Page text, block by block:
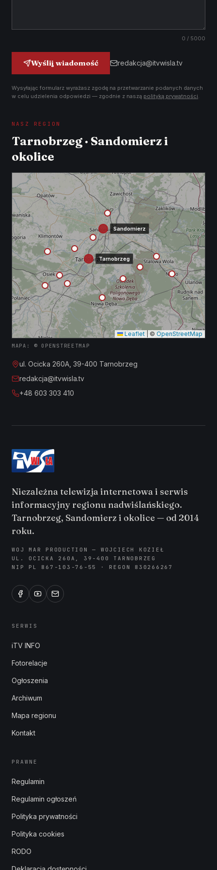
0 / 5000
Wyślij wiadomość redakcja@itvwisla.tv
Wysyłając formularz wyrażasz zgodę na przetwarzanie podanych danych
w celu udzielenia odpowiedzi — zgodnie z naszą polityką prywatności.
NASZ REGION
Tarnobrzeg · Sandomierz i
okolice
Tarnobrzeg
Sandomierz
Leaflet © OpenStreetMap
MAPA: © OPENSTREETMAP
ul. Ocicka 260A, 39-400 Tarnobrzeg
redakcja@itvwisla.tv
+48 603 303 410
Niezależna telewizja internetowa i serwis
informacyjny regionu nadwiślańskiego.
Tarnobrzeg, Sandomierz i okolice — od 2014
roku.
WOJ MAR PRODUCTION — WOJCIECH KOZIEŁ
UL. OCICKA 260A, 39-400 TARNOBRZEG
NIP PL 867-103-76-55 · REGON 830266267
SERWIS
iTV INFO
Fotorelacje
Ogłoszenia
Archiwum
Mapa regionu
Kontakt
PRAWNE
Regulamin
Regulamin ogłoszeń
Polityka prywatności
Polityka cookies
RODO